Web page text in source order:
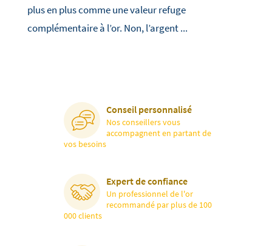
plus en plus comme une valeur refuge
complémentaire à l’or. Non, l’argent ...
Conseil personnalisé
Nos conseillers vous
accompagnent en partant de
vos besoins
Expert de confiance
Un professionnel de l'or
recommandé par plus de 100
000 clients